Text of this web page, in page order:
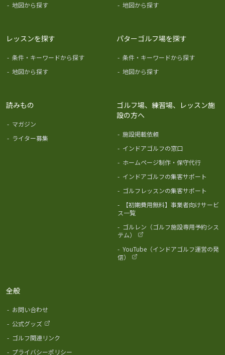
- 地図から探す
- 地図から探す
レッスンを探す
- 条件・キーワードから探す
- 地図から探す
パターゴルフ場を探す
- 条件・キーワードから探す
- 地図から探す
読みもの
- マガジン
- ライター募集
ゴルフ場、練習場、レッスン施
設の方へ
- 施設掲載依頼
- インドアゴルフの窓口
- ホームページ制作・保守代行
- インドアゴルフの集客サポート
- ゴルフレッスンの集客サポート
-
【初期費用無料】事業者向けサービ
ス一覧
- ゴルレン（ゴルフ施設専用予約シス
テム）
- YouTube（インドアゴルフ運営の発
信）
全般
- お問い合わせ
- 公式グッズ
- ゴルフ関連リンク
- プライバシーポリシー